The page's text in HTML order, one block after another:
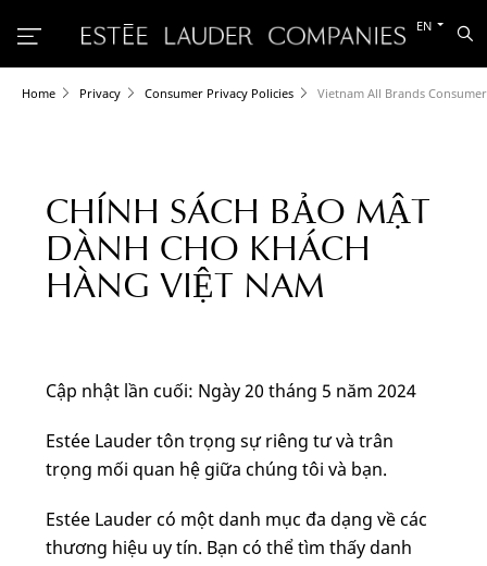
Switch
other
language
EN
Home Privacy Consumer Privacy Policies Vietnam All Brands
CHÍNH SÁCH BẢO MẬT
DÀNH CHO KHÁCH
HÀNG VIỆT NAM
Cập nhật lần cuối: Ngày 20 tháng 5 năm 2024
Estée Lauder tôn trọng sự riêng tư và trân
trọng mối quan hệ giữa chúng tôi và bạn.
Estée Lauder có một danh mục đa dạng về các
thương hiệu uy tín. Bạn có thể tìm thấy danh